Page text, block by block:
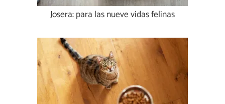
Josera: para las nueve vidas felinas